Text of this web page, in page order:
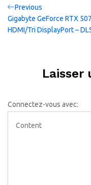
Navigation
de
Previous
Post
Previous
Gigabyte GeForce RTX
HDMI/Tri DisplayPort –
Laisser
Connectez-vous avec: